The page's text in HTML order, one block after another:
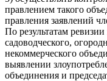
правлением такого
правления заявлений
По результатам
садоводческого,
некоммерческого
выявлении
объединения и